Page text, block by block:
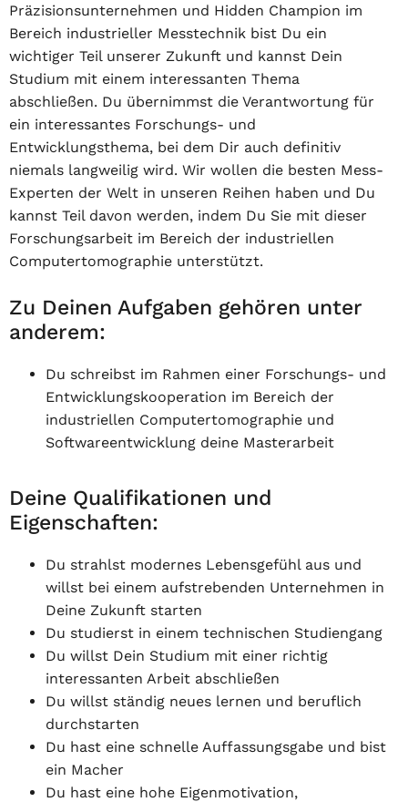
Präzisionsunternehmen und Hidden Champion im
Bereich industrieller Messtechnik bist Du ein
wichtiger Teil unserer Zukunft und kannst Dein
Studium mit einem interessanten Thema
abschließen. Du übernimmst die Verantwortung für
ein interessantes Forschungs- und
Entwicklungsthema, bei dem Dir auch definitiv
niemals langweilig wird. Wir wollen die besten Mess-
Experten der Welt in unseren Reihen haben und Du
kannst Teil davon werden, indem Du Sie mit dieser
Forschungsarbeit im Bereich der industriellen
Computertomographie unterstützt.
Zu Deinen Aufgaben gehören unter
anderem:
Du schreibst im Rahmen einer Forschungs- und
Entwicklungskooperation im Bereich der
industriellen Computertomographie und
Softwareentwicklung deine Masterarbeit
Deine Qualifikationen und
Eigenschaften:
Du strahlst modernes Lebensgefühl aus und
willst bei einem aufstrebenden Unternehmen in
Deine Zukunft starten
Du studierst in einem technischen Studiengang
Du willst Dein Studium mit einer richtig
interessanten Arbeit abschließen
Du willst ständig neues lernen und beruflich
durchstarten
Du hast eine schnelle Auffassungsgabe und bist
ein Macher
Du hast eine hohe Eigenmotivation,